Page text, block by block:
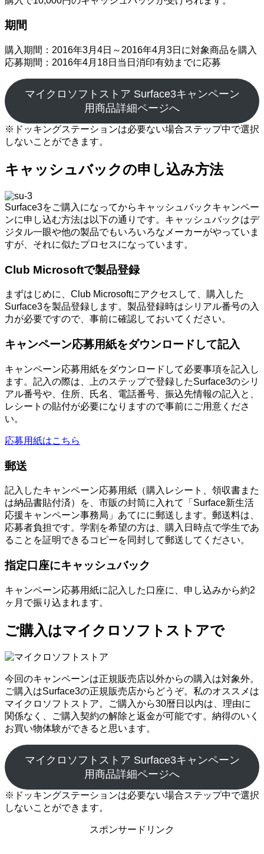
期間
購入期間：2016年3月4日～2016年4月3日に対象商品を購入
応募期間：2016年4月18日当日消印有効までに応募
マイクロソフトストア Surface3キャンペーン
用商品詳細ページへ
※ドッキングステーションは必要ない場合ステップ中で選択
しないことができます。
キャッシュバックの申し込み方法
Surface3をご購入になってからキャッシュバックキャンペー
ンに申し込む方法は以下の通りです。キャッシュバックはデ
ジタル一眼や他の製品でもいろいろなメーカーがやっていま
すが、それに似たプロセスになっています。
Club Microsoftで製品登録
まずはじめに、Club Microsoftにアクセスして、購入した
Surface3を製品登録します。製品登録時はシリアル番号の入
力が必要ですので、事前に確認しておいてください。
キャンペーン応募用紙をダウンロードして記入
キャンペーン応募用紙をダウンロードして必要事項を記入し
ます。記入の際は、上のステップで登録したSurface3のシリ
アル番号や、住所、氏名、電話番号、振込先情報の記入と、
レシートの貼付が必要になりますので事前にご用意くださ
い。
応募用紙はこちら
郵送
記入したキャンペーン応募用紙（購入レシート、領収書また
は納品書貼付済）を、市販の封筒に入れて「Surface新生活
応援キャンペーン事務局」あてにに郵送します。郵送料は、
応募者負担です。学割を希望の方は、購入日時点で学生であ
ることを証明できるコピーを同封して郵送してください。
指定口座にキャッシュバック
キャンペーン応募用紙に記入した口座に、申し込みから約2
ヶ月で振り込まれます。
ご購入はマイクロソフトストアで
今回のキャンペーンは正規販売店以外からの購入は対象外。
ご購入はSurface3の正規販売店からどうぞ。私のオススメは
マイクロソフトストア。ご購入から30暦日以内は、理由に
関係なく、ご購入契約の解除と返金が可能です。納得のいく
お買い物体験ができると思います。
マイクロソフトストア Surface3キャンペーン
用商品詳細ページへ
※ドッキングステーションは必要ない場合ステップ中で選択
しないことができます。
スポンサードリンク